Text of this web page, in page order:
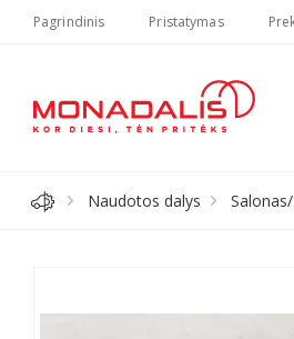
Pagrindinis Pristatymas
Naudotos dalys